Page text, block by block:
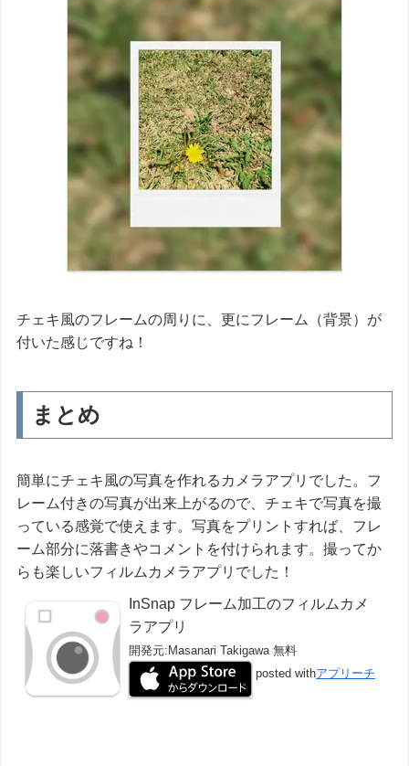
チェキ風のフレームの周りに、更にフレーム（背景）が
付いた感じですね！
まとめ
簡単にチェキ風の写真を作れるカメラアプリでした。フ
レーム付きの写真が出来上がるので、チェキで写真を撮
っている感覚で使えます。写真をプリントすれば、フレ
ーム部分に落書きやコメントを付けられます。撮ってか
らも楽しいフィルムカメラアプリでした！
InSnap フレーム加工のフィルムカメ
ラアプリ
開発元: Masanari Takigawa 無料
posted withアプリーチ